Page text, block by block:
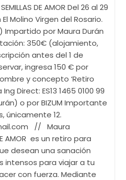
DE AMOR Del 26 al 29
Molino Virgen del Rosario.
Impartido por Maura Durán
350€ (alojamiento,
antes del 1 de
ingresa 150 € por
y concepto ‘Retiro
Direct: ES13 1465 0100 99
o por BIZUM Importante
únicamente 12.
// Maura
AMOR es un retiro para
desean una sanación
intensos para viajar a tu
con fuerza. Mediante